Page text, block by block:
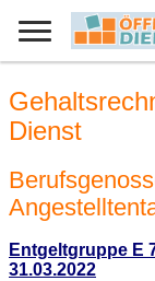
Dienst
Entgeltgruppe E
31.03.2022